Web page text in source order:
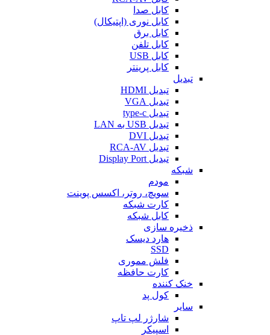
کابل صدا
کابل نوری (اپتیکال)
کابل برق
کابل تلفن
کابل USB
کابل پرینتر
تبدیل
تبدیل HDMI
تبدیل VGA
تبدیل type-c
تبدیل USB به LAN
تبدیل DVI
تبدیل RCA-AV
تبدیل Display Port
شبکه
مودم
سویچ، روتر، اکسس پوینت
کارت شبکه
کابل شبکه
ذخیره سازی
هارد دیسک
SSD
فلش مموری
کارت حافظه
خنک کننده
کول پد
سایر
شارژر لپ تاپ
اسپیکر